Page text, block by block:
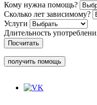
Кому нужна помощь?
Сколько лет зависимому?
Услуги
Длительность
Посчитать
получить помощь